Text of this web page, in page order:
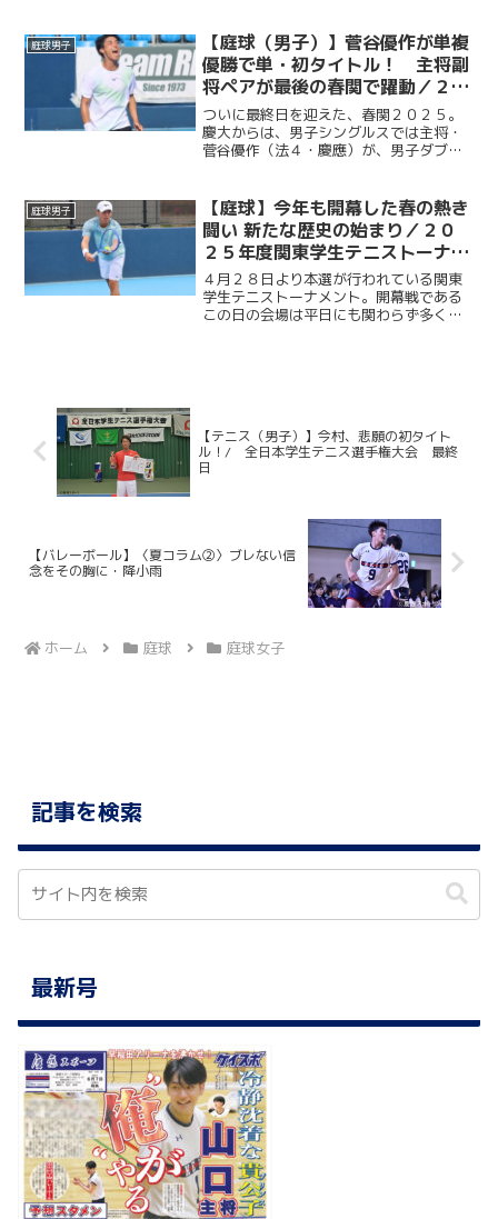
今回は女子部４年生である、主将・大橋
麗美華選手（総４・光明...
庭球男子
【庭球（男子）】菅谷優作が単複
優勝で単・初タイトル！ 主将副
将ペアが最後の春関で躍動／２０
２５年関東学生テニストーナメン
ト大会（春関）
ついに最終日を迎えた、春関２０２５。
慶大からは、男子シングルスでは主将・
菅谷優作（法４・慶應）が、男子ダブル
シングルス決勝は、菅谷の１セットダウ
ンからスタート。それでも...
庭球男子
【庭球】今年も開幕した春の熱き
闘い 新たな歴史の始まり／２０
２５年度関東学生テニストーナメ
ント
４月２８日より本選が行われている関東
学生テニストーナメント。開幕戦である
この日の会場は平日にも関わらず多くの
【テニス（男子）】今村、悲願の初タイト
ル！/ 全日本学生テニス選手権大会 最終
日
【バレーボール】〈夏コラム②〉ブレない信
念をその胸に・降小雨
ホーム 庭球 庭球女子
記事を検索
最新号